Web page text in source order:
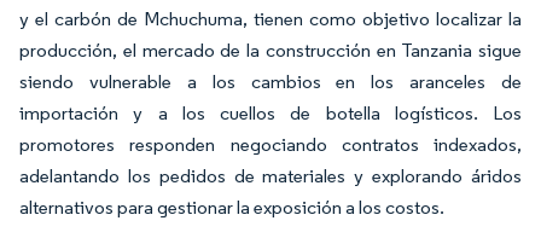
y el carbón de Mchuchuma, tienen como objetivo localizar la
producción, el mercado de la construcción en Tanzania sigue
siendo vulnerable a los cambios en los aranceles de
importación y a los cuellos de botella logísticos. Los
promotores responden negociando contratos indexados,
adelantando los pedidos de materiales y explorando áridos
alternativos para gestionar la exposición a los costos.